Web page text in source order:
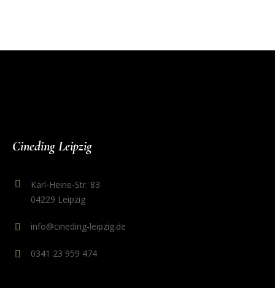
Cineding Leipzig
Karl-Heine-Str. 83
04229 Leipzig
info@cineding-leipzig.de
0341 23 959 474